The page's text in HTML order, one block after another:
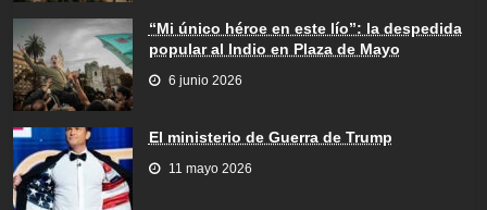
“Mi único héroe en este lío”: la despedida
popular al Indio en Plaza de Mayo
6 junio 2026
El ministerio de Guerra de Trump
11 mayo 2026